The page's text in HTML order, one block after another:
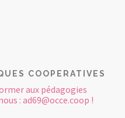
COOPERATIVES
aux pédagogies
: ad69@occe.coop !